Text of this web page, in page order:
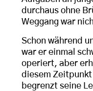
durchaus ohne
Weggang war
Schon während
war er einmal
operiert, aber
diesem
begrenzt seine